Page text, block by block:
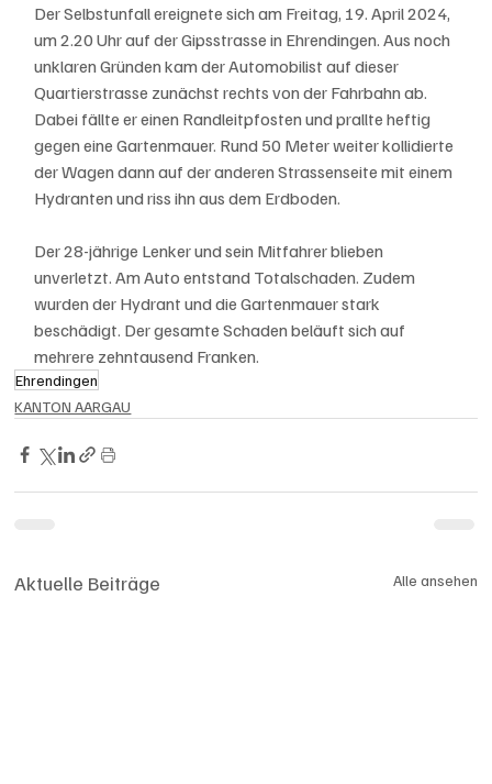
Der Selbstunfall ereignete sich am Freitag, 19. April 2024,
um 2.20 Uhr auf der Gipsstrasse in Ehrendingen. Aus noch
unklaren Gründen kam der Automobilist auf dieser
Quartierstrasse zunächst rechts von der Fahrbahn ab.
Dabei fällte er einen Randleitpfosten und prallte heftig
gegen eine Gartenmauer. Rund 50 Meter weiter kollidierte
der Wagen dann auf der anderen Strassenseite mit einem
Hydranten und riss ihn aus dem Erdboden.
Der 28-jährige Lenker und sein Mitfahrer blieben
unverletzt. Am Auto entstand Totalschaden. Zudem
wurden der Hydrant und die Gartenmauer stark
beschädigt. Der gesamte Schaden beläuft sich auf
mehrere zehntausend Franken.
Ehrendingen
KANTON AARGAU
Aktuelle Beiträge Alle ansehen